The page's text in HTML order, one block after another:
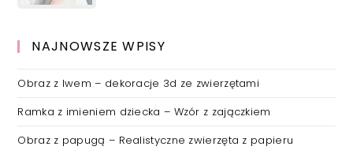
NAJNOWSZE WPISY
Obraz z lwem – dekoracje 3d ze zwierzętami
Ramka z imieniem dziecka – Wzór z zajączkiem
Obraz z papugą – Realistyczne zwierzęta z papieru